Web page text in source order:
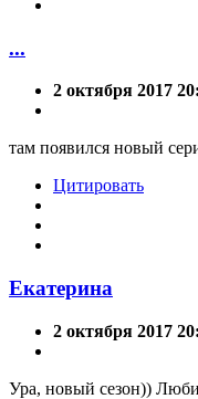
...
2 октября 2017
там появился новый
Цитировать
Екатерина
2 октября 2017
Ура, новый сезон))